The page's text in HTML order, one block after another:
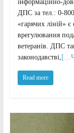
інформаційно-
ДПС за тел.: 0-
«гарячих ліній»
врегулювання
ветеранів. ДПС
законодавстві,
Read more